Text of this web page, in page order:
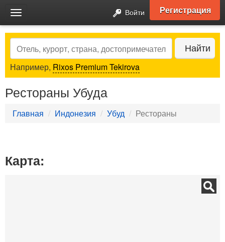
Toggle
navigation
Войти Регистрация
Search Найти
Например, Rixos Premium Tekirova
Рестораны Убуда
Главная Индонезия Убуд Рестораны
Карта: